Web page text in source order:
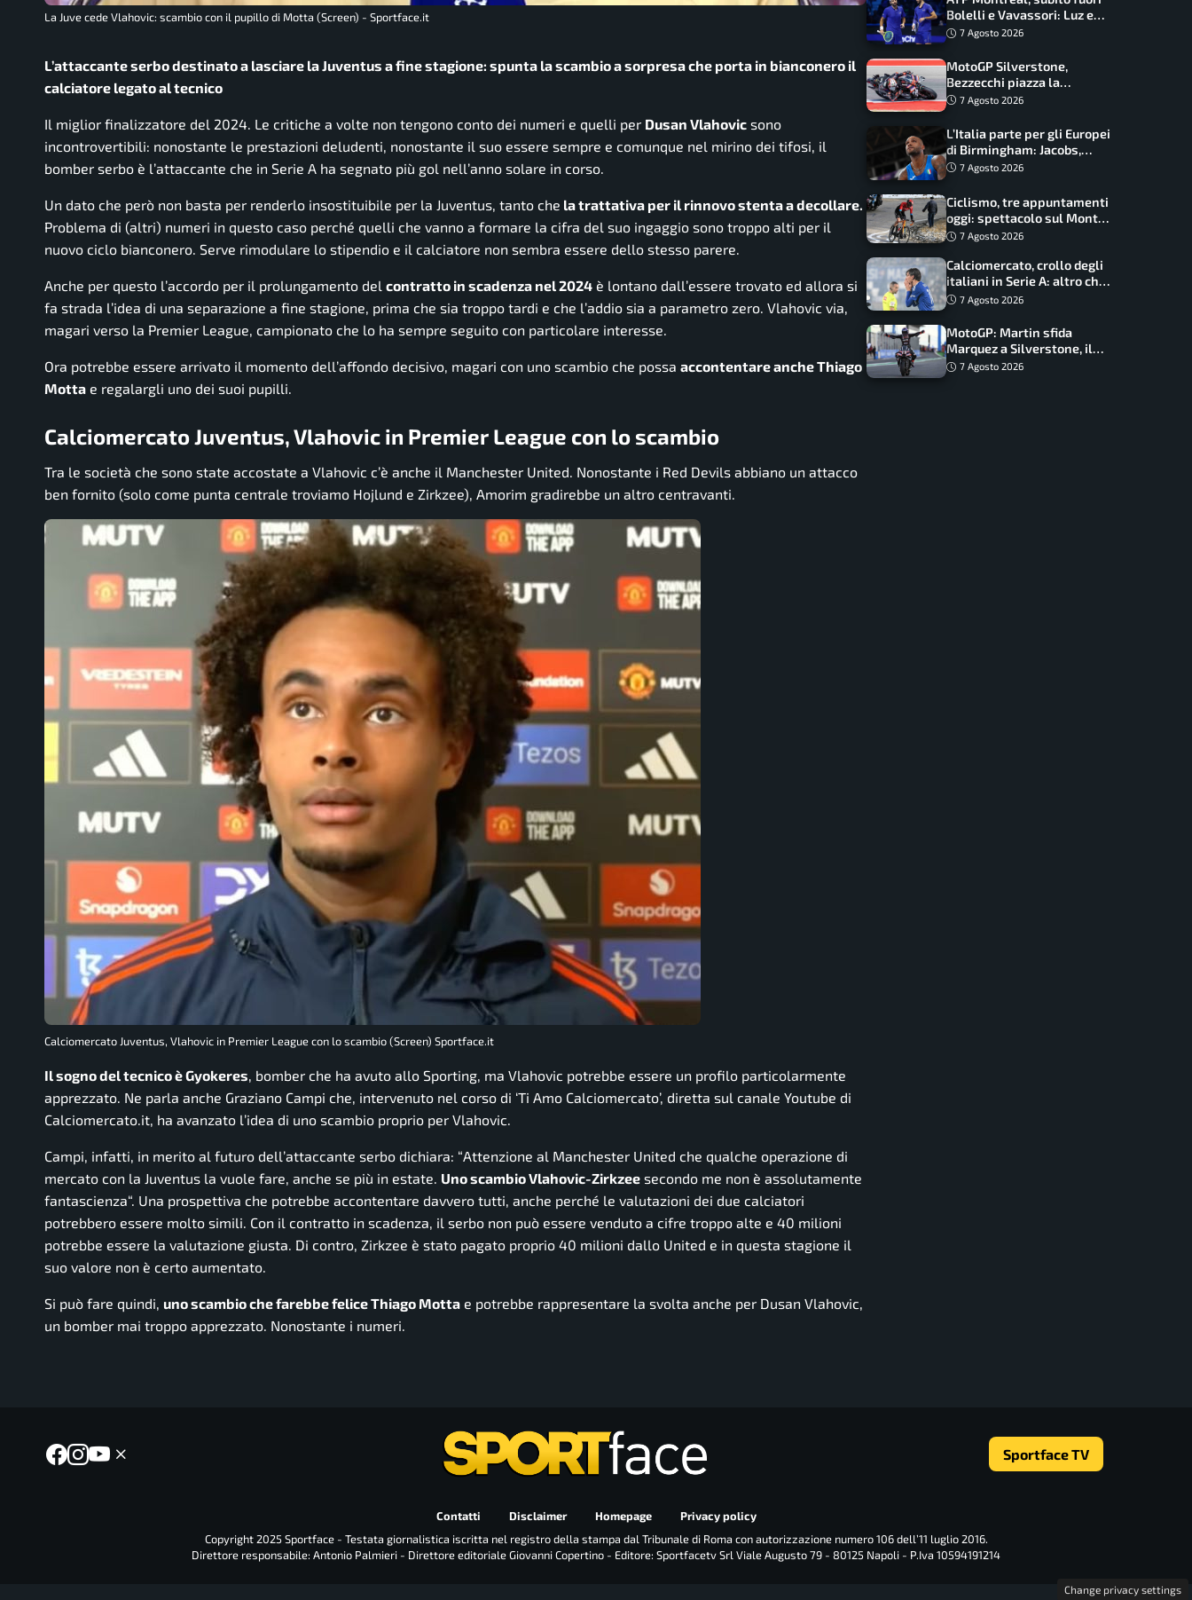
La Juve cede Vlahovic: scambio con il pupillo di Motta (Screen) - Sportface.it
L’attaccante serbo destinato a lasciare la Juventus a fine stagione: spunta la scambio a sorpresa che porta in bianconero il
calciatore legato al tecnico
Il miglior finalizzatore del 2024. Le critiche a volte non tengono conto dei numeri e quelli per Dusan Vlahovic sono
incontrovertibili: nonostante le prestazioni deludenti, nonostante il suo essere sempre e comunque nel mirino dei tifosi, il
bomber serbo è l’attaccante che in Serie A ha segnato più gol nell’anno solare in corso.
Un dato che però non basta per renderlo insostituibile per la Juventus, tanto che la trattativa per il rinnovo stenta a decollare.
Problema di (altri) numeri in questo caso perché quelli che vanno a formare la cifra del suo ingaggio sono troppo alti per il
nuovo ciclo bianconero. Serve rimodulare lo stipendio e il calciatore non sembra essere dello stesso parere.
Anche per questo l’accordo per il prolungamento del contratto in scadenza nel 2024 è lontano dall’essere trovato ed allora si
fa strada l’idea di una separazione a fine stagione, prima che sia troppo tardi e che l’addio sia a parametro zero. Vlahovic via,
magari verso la Premier League, campionato che lo ha sempre seguito con particolare interesse.
Ora potrebbe essere arrivato il momento dell’affondo decisivo, magari con uno scambio che possa accontentare anche Thiago
Motta e regalargli uno dei suoi pupilli.
Calciomercato Juventus, Vlahovic in Premier League con lo scambio
Tra le società che sono state accostate a Vlahovic c’è anche il Manchester United. Nonostante i Red Devils abbiano un attacco
ben fornito (solo come punta centrale troviamo Hojlund e Zirkzee), Amorim gradirebbe un altro centravanti.
Calciomercato Juventus, Vlahovic in Premier League con lo scambio (Screen) Sportface.it
Il sogno del tecnico è Gyokeres , bomber che ha avuto allo Sporting, ma Vlahovic potrebbe essere un profilo particolarmente
apprezzato. Ne parla anche Graziano Campi che, intervenuto nel corso di ‘Ti Amo Calciomercato’, diretta sul canale Youtube di
Calciomercato.it, ha avanzato l’idea di uno scambio proprio per Vlahovic.
Campi, infatti, in merito al futuro dell’attaccante serbo dichiara: “Attenzione al Manchester United che qualche operazione di
mercato con la Juventus la vuole fare, anche se più in estate. Uno scambio Vlahovic-Zirkzee secondo me non è assolutamente
fantascienza“. Una prospettiva che potrebbe accontentare davvero tutti, anche perché le valutazioni dei due calciatori
potrebbero essere molto simili. Con il contratto in scadenza, il serbo non può essere venduto a cifre troppo alte e 40 milioni
potrebbe essere la valutazione giusta. Di contro, Zirkzee è stato pagato proprio 40 milioni dallo United e in questa stagione il
suo valore non è certo aumentato.
Si può fare quindi, uno scambio che farebbe felice Thiago Motta e potrebbe rappresentare la svolta anche per Dusan Vlahovic,
un bomber mai troppo apprezzato. Nonostante i numeri.
Bolelli e Vavassori: Luz e
Matos fermano gli azzurri
7 Agosto 2026
MotoGP Silverstone,
Bezzecchi piazza la
zampata: Aprilia domina,
7 Agosto 2026
L’Italia parte per gli Europei
di Birmingham: Jacobs,
Tamberi e Battocletti
record
7 Agosto 2026
Ciclismo, tre appuntamenti
oggi: spettacolo sul Mont
Ventoux, orari e come
7 Agosto 2026
Calciomercato, crollo degli
italiani in Serie A: altro che
svolta dopo il Mondiale
7 Agosto 2026
MotoGP: Martin sfida
Marquez a Silverstone, il
programma e gli orari
7 Agosto 2026
Sportface TV
Contatti Disclaimer Homepage
Privacy policy
Copyright 2025 Sportface - Testata giornalistica iscritta nel registro della stampa dal Tribunale di Roma con autorizzazione numero 106 dell’11 luglio 2016.
Direttore responsabile: Antonio Palmieri - Direttore editoriale Giovanni Copertino - Editore: Sportfacetv Srl Viale Augusto 79 - 80125 Napoli - P.Iva 10594191214
Change privacy settings